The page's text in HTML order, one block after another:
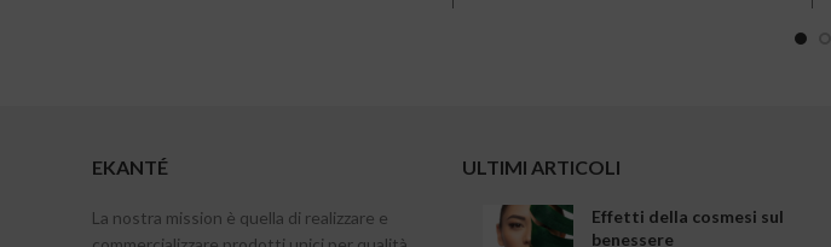
EKANTÉ
La nostra mission è quella di realizzare e
ULTIMI ARTICOLI
Effetti della cosmesi sul
benessere